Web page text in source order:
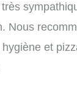
Nous
et